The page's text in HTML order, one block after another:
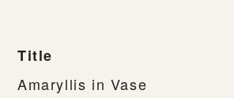
Title
Amaryllis in Vase